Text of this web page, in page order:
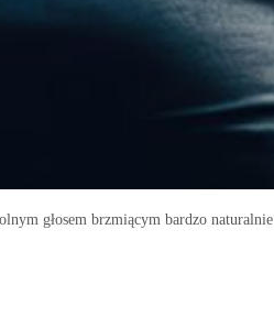
głosem brzmiącym bardzo naturalnie